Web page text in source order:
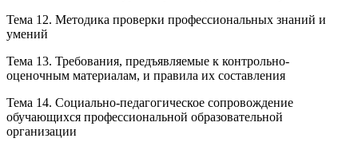
Тема 12. Методика проверки профессиональных знаний и
умений
Тема 13. Требования, предъявляемые к контрольно-
оценочным материалам, и правила их составления
Тема 14. Социально-педагогическое сопровождение
обучающихся профессиональной образовательной
организации